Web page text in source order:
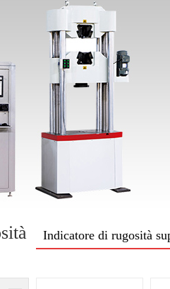
Indicatore di rugosità